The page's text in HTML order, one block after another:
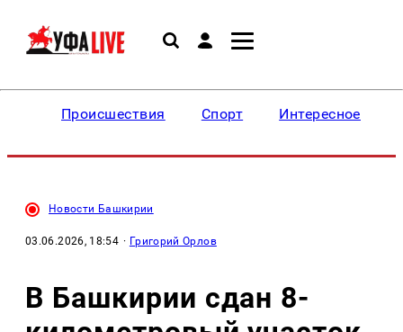
Происшествия Спорт Интересное
Новости Башкирии
03.06.2026, 18:54 · Григорий Орлов
В Башкирии сдан 8-